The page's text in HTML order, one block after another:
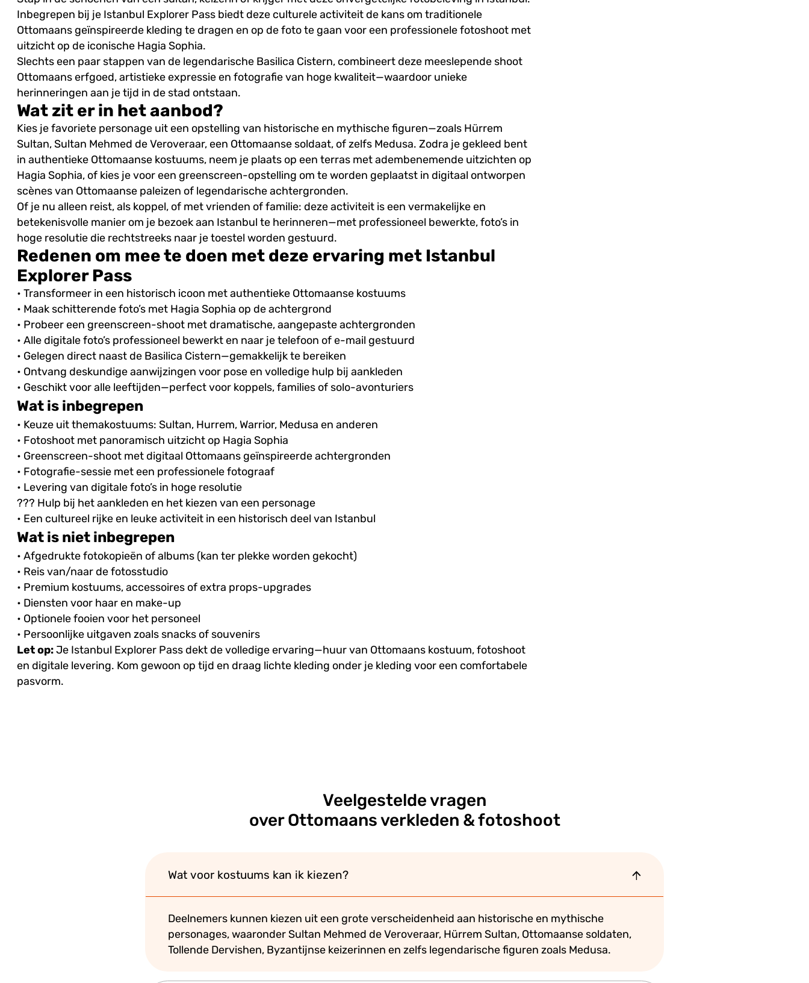
Inbegrepen bij je Istanbul Explorer Pass biedt deze culturele activiteit de kans om traditionele
Ottomaans geïnspireerde kleding te dragen en op de foto te gaan voor een professionele fotoshoot met
uitzicht op de iconische Hagia Sophia.
Slechts een paar stappen van de legendarische Basilica Cistern, combineert deze meeslepende shoot
Ottomaans erfgoed, artistieke expressie en fotografie van hoge kwaliteit—waardoor unieke
herinneringen aan je tijd in de stad ontstaan.
Wat zit er in het aanbod?
Kies je favoriete personage uit een opstelling van historische en mythische figuren—zoals Hürrem
Sultan, Sultan Mehmed de Veroveraar, een Ottomaanse soldaat, of zelfs Medusa. Zodra je gekleed bent
in authentieke Ottomaanse kostuums, neem je plaats op een terras met adembenemende uitzichten op
Hagia Sophia, of kies je voor een greenscreen-opstelling om te worden geplaatst in digitaal ontworpen
scènes van Ottomaanse paleizen of legendarische achtergronden.
Of je nu alleen reist, als koppel, of met vrienden of familie: deze activiteit is een vermakelijke en
betekenisvolle manier om je bezoek aan Istanbul te herinneren—met professioneel bewerkte, foto’s in
hoge resolutie die rechtstreeks naar je toestel worden gestuurd.
Redenen om mee te doen met deze ervaring met Istanbul
Explorer Pass
• Transformeer in een historisch icoon met authentieke Ottomaanse kostuums
• Maak schitterende foto’s met Hagia Sophia op de achtergrond
• Probeer een greenscreen-shoot met dramatische, aangepaste achtergronden
• Alle digitale foto’s professioneel bewerkt en naar je telefoon of e-mail gestuurd
• Gelegen direct naast de Basilica Cistern—gemakkelijk te bereiken
• Ontvang deskundige aanwijzingen voor pose en volledige hulp bij aankleden
• Geschikt voor alle leeftijden—perfect voor koppels, families of solo-avonturiers
Wat is inbegrepen
• Keuze uit themakostuums: Sultan, Hurrem, Warrior, Medusa en anderen
• Fotoshoot met panoramisch uitzicht op Hagia Sophia
• Greenscreen-shoot met digitaal Ottomaans geïnspireerde achtergronden
• Fotografie-sessie met een professionele fotograaf
• Levering van digitale foto’s in hoge resolutie
??? Hulp bij het aankleden en het kiezen van een personage
• Een cultureel rijke en leuke activiteit in een historisch deel van Istanbul
Wat is niet inbegrepen
• Afgedrukte fotokopieën of albums (kan ter plekke worden gekocht)
• Reis van/naar de fotosstudio
• Premium kostuums, accessoires of extra props-upgrades
• Diensten voor haar en make-up
• Optionele fooien voor het personeel
• Persoonlijke uitgaven zoals snacks of souvenirs
Let op:Je Istanbul Explorer Pass dekt de volledige ervaring—huur van Ottomaans kostuum, fotoshoot
en digitale levering. Kom gewoon op tijd en draag lichte kleding onder je kleding voor een comfortabele
pasvorm.
Veelgestelde vragen
over Ottomaans verkleden & fotoshoot
Wat voor kostuums kan ik kiezen?
Deelnemers kunnen kiezen uit een grote verscheidenheid aan historische en mythische
personages, waaronder Sultan Mehmed de Veroveraar, Hürrem Sultan, Ottomaanse soldaten,
Tollende Dervishen, Byzantijnse keizerinnen en zelfs legendarische figuren zoals Medusa.